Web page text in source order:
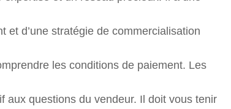
et d’une stratégie de commercialisation
les conditions de paiement. Les
aux questions du vendeur. Il doit vous tenir